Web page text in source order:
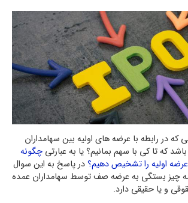
که در رابطه با عرضه های اولیه بین سهامداران
که تا کی با سهم بمانیم؟ یا به عبارتی چگونه
اولیه را تشخیص دهیم؟در پاسخ به این سوال
چیز بستگی به عرضه صف توسط سهامداران عمده
و یا حقیقی دارد.